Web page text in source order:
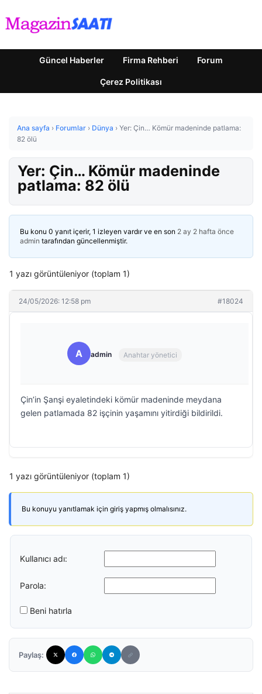
Güncel Haberler Firma Rehberi Forum
Çerez Politikası
Ana sayfa › Forumlar › Dünya › Yer: Çin… Kömür madeninde patlama:
82 ölü
Yer: Çin… Kömür madeninde
patlama: 82 ölü
Bu konu 0 yanıt içerir, 1 izleyen vardır ve en son 2 ay 2 hafta önce
admin tarafından güncellenmiştir.
1 yazı görüntüleniyor (toplam 1)
24/05/2026: 12:58 pm #18024
A admin Anahtar yönetici
Çin’in Şanşi eyaletindeki kömür madeninde meydana
gelen patlamada 82 işçinin yaşamını yitirdiği bildirildi.
1 yazı görüntüleniyor (toplam 1)
Bu konuyu yanıtlamak için giriş yapmış olmalısınız.
Kullanıcı adı:
Parola:
Beni hatırla
Paylaş: